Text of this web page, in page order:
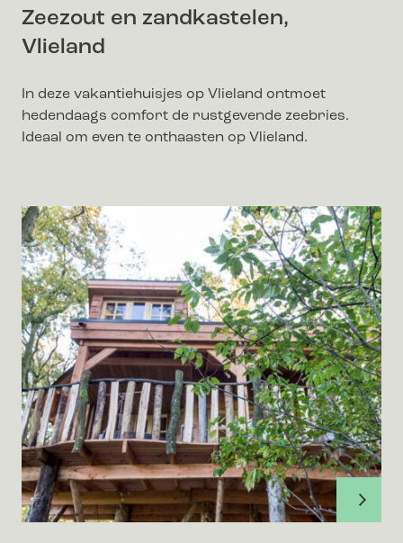
Zeezout en zandkastelen,
Vlieland
In deze vakantiehuisjes op Vlieland ontmoet
hedendaags comfort de rustgevende zeebries.
Ideaal om even te onthaasten op Vlieland.